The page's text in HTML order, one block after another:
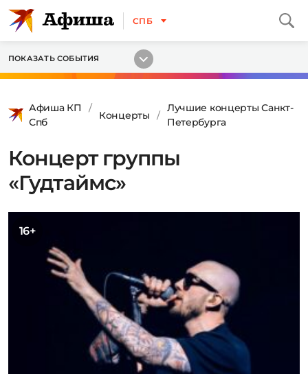
СПБ
ПОКАЗАТЬ СОБЫТИЯ
Афиша КП
Спб
Концерты
Лучшие концерты Санкт-
Петербурга
Концерт группы
«Гудтаймс»
16+